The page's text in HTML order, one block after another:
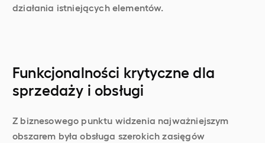
działania istniejących elementów.
Funkcjonalności krytyczne dla
sprzedaży i obsługi
Z biznesowego punktu widzenia najważniejszym
obszarem była obsługa szerokich zasięgów